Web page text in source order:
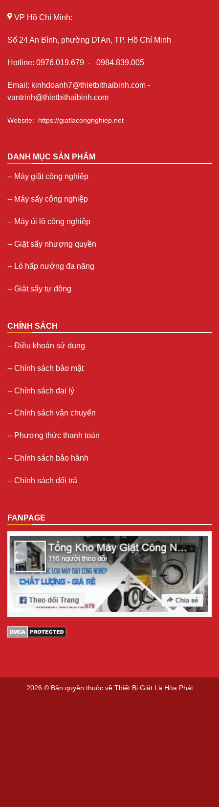
VP Hồ Chí Minh:
Số 24 An Bình, phường Dĩ An, TP. Hồ Chí Minh
Hotline: 0976.019.679 - 0984.839.005
Email : kinhdoanh7@thietbithaibinh.com -
vantrinh@thietbithaibinh.com
Website: https://giatlacongnghiep.net
DANH MỤC SẢN PHẨM
-- Máy giặt công nghiệp
-- Máy sấy công nghiệp
-- Máy ủi lô công nghiệp
-- Giặt sấy nhượng quyền
-- Lò hấp nướng đa năng
-- Giặt sấy tự động
CHÍNH SÁCH
-- Điều khoản sử dụng
-- Chính sách bảo mật
-- Chính sách đại lý
-- Chính sách vận chuyển
-- Phương thức thanh toán
-- Chính sách bảo hành
-- Chính sách đổi trả
FANPAGE
2026 © Bản quyền thuộc về Thiết Bị Giặt Là Hòa Phát